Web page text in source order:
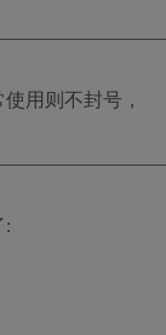
用则不封号，
: